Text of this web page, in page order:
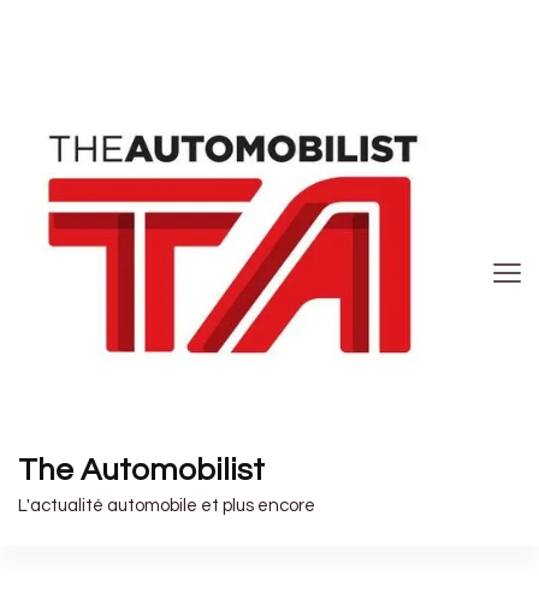
The Automobilist
L'actualité automobile et plus encore